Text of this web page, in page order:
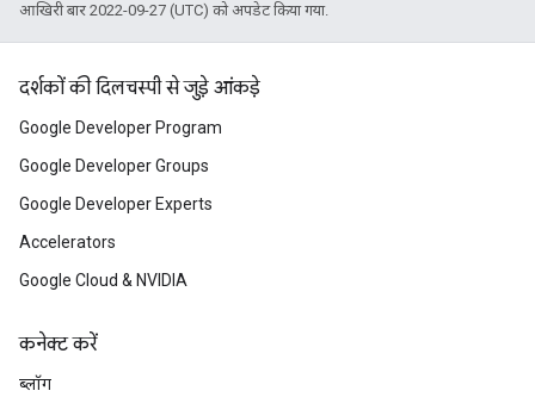
आखिरी बार 2022-09-27 (UTC) को अपडेट किया गया.
दर्शकों की दिलचस्पी से जुड़े आंकड़े
Google Developer Program
Google Developer Groups
Google Developer Experts
Accelerators
Google Cloud & NVIDIA
कनेक्ट करें
ब्लॉग